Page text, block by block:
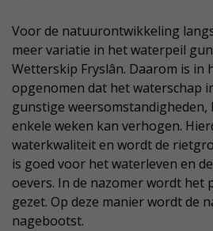
Voor de natuurontwikkeling
meer variatie in het waterpeil
Wetterskip Fryslân. Daarom is in
opgenomen dat het waterschap
gunstige weersomstandigheden,
enkele weken kan verhogen.
waterkwaliteit en wordt de
is goed voor het waterleven en
oevers. In de nazomer wordt het
gezet. Op deze manier wordt de
nagebootst.